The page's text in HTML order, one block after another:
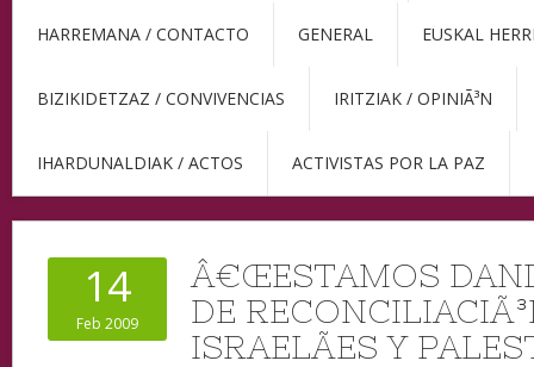
HARREMANA / CONTACTO GENERAL EUSKAL
BIZIKIDETZAZ / CONVIVENCIAS IRITZIAK / OPINIÃ³N
IHARDUNALDIAK / ACTOS ACTIVISTAS POR LA PAZ
14
Feb 2009
Â€ŒESTAMOS
DE
ISRAELÃ­ES Y